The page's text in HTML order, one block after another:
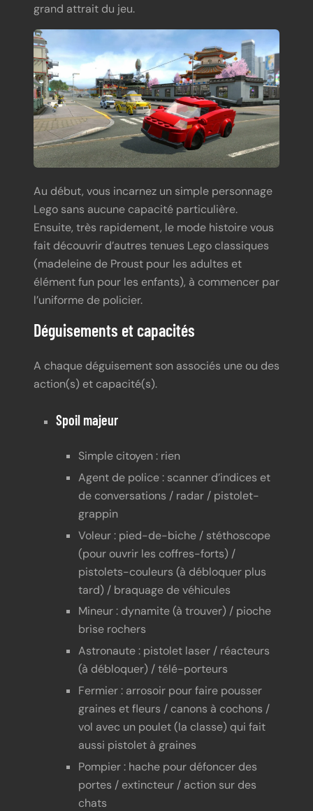
grand attrait du jeu.
Au début, vous incarnez un simple personnage
Lego sans aucune capacité particulière.
Ensuite, très rapidement, le mode histoire vous
fait découvrir d’autres tenues Lego classiques
(madeleine de Proust pour les adultes et
élément fun pour les enfants), à commencer par
l’uniforme de policier.
Déguisements et capacités
A chaque déguisement son associés une ou des
action(s) et capacité(s).
Spoil majeur
Simple citoyen : rien
Agent de police : scanner d’indices et
de conversations / radar / pistolet-
grappin
Voleur : pied-de-biche / stéthoscope
(pour ouvrir les coffres-forts) /
pistolets-couleurs (à débloquer plus
tard) / braquage de véhicules
Mineur : dynamite (à trouver) / pioche
brise rochers
Astronaute : pistolet laser / réacteurs
(à débloquer) / télé-porteurs
Fermier : arrosoir pour faire pousser
graines et fleurs / canons à cochons /
vol avec un poulet (la classe) qui fait
aussi pistolet à graines
Pompier : hache pour défoncer des
portes / extincteur / action sur des
chats